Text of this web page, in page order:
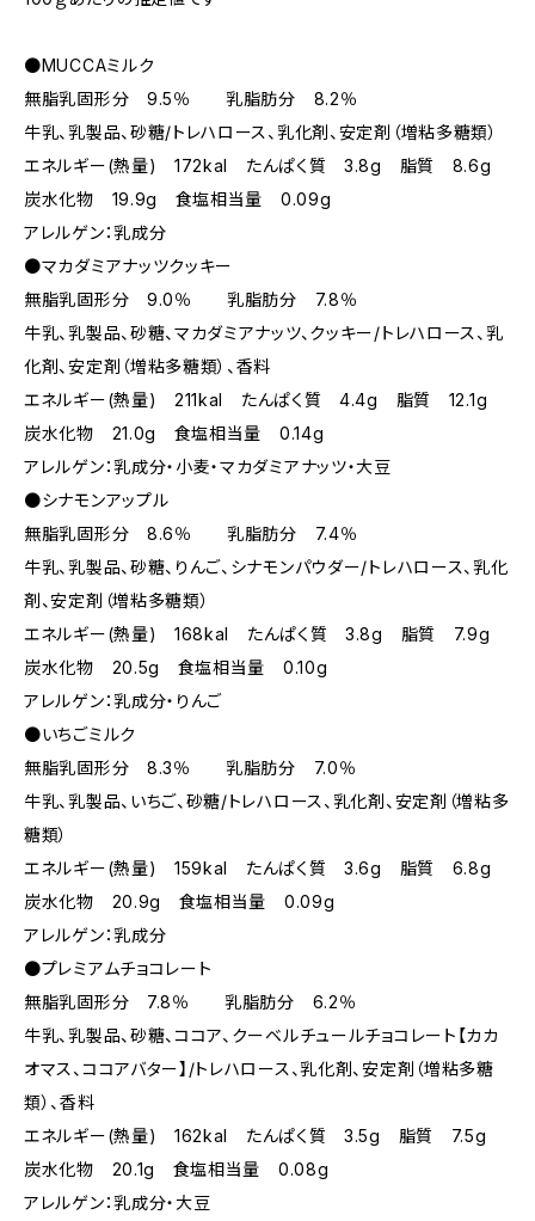
●MUCCAミルク
無脂乳固形分 9.5％ 乳脂肪分 8.2％
牛乳、乳製品、砂糖/トレハロース、乳化剤、安定剤（増粘多糖類）
エネルギー(熱量) 172kal たんぱく質 3.8g 脂質 8.6g
炭水化物 19.9g 食塩相当量 0.09g
アレルゲン：乳成分
●マカダミアナッツクッキー
無脂乳固形分 9.0％ 乳脂肪分 7.8％
牛乳、乳製品、砂糖、マカダミアナッツ、クッキー/トレハロース、乳
化剤、安定剤（増粘多糖類）、香料
エネルギー(熱量) 211kal たんぱく質 4.4g 脂質 12.1g
炭水化物 21.0g 食塩相当量 0.14g
アレルゲン：乳成分・小麦・マカダミアナッツ・大豆
●シナモンアップル
無脂乳固形分 8.6％ 乳脂肪分 7.4％
牛乳、乳製品、砂糖、りんご、シナモンパウダー/トレハロース、乳化
剤、安定剤（増粘多糖類）
エネルギー(熱量) 168kal たんぱく質 3.8g 脂質 7.9g
炭水化物 20.5g 食塩相当量 0.10g
アレルゲン：乳成分・りんご
●いちごミルク
無脂乳固形分 8.3％ 乳脂肪分 7.0％
牛乳、乳製品、いちご、砂糖/トレハロース、乳化剤、安定剤（増粘多
糖類）
エネルギー(熱量) 159kal たんぱく質 3.6g 脂質 6.8g
炭水化物 20.9g 食塩相当量 0.09g
アレルゲン：乳成分
●プレミアムチョコレート
無脂乳固形分 7.8％ 乳脂肪分 6.2％
牛乳、乳製品、砂糖、ココア、クーベルチュールチョコレート【カカ
オマス、ココアバター】/トレハロース、乳化剤、安定剤（増粘多糖
類）、香料
エネルギー(熱量) 162kal たんぱく質 3.5g 脂質 7.5g
炭水化物 20.1g 食塩相当量 0.08g
アレルゲン：乳成分・大豆